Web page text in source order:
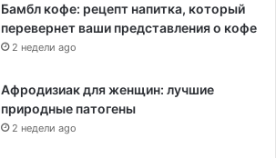
Бамбл кофе: рецепт напитка, который
перевернет ваши представления о кофе
2 недели ago
Афродизиак для женщин: лучшие
природные патогены
2 недели ago